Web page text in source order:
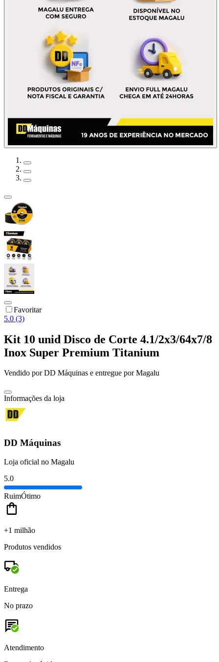
Favoritar
5.0 (3)
Kit 10 unid Disco de Corte 4.1/2x3/64x7/8
Inox Super Premium Titanium
Vendido porDD Máquinas e entregue por Magalu
Informações da loja
DD Máquinas
Loja oficial no Magalu
5.0
RuimÓtimo
+1 milhão
Produtos vendidos
Entrega
No prazo
Atendimento